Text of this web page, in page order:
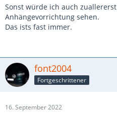
Sonst würde ich auch
Anhängevorrichtung sehen.
Das ists fast immer.
font2004
Fortgeschrittener
16. September 2022